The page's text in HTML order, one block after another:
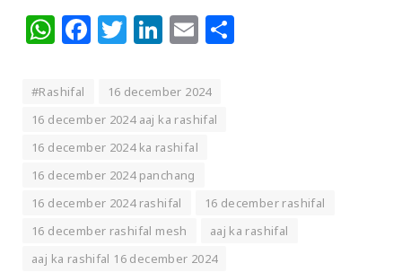
WhatsApp
Facebook
Twitter
LinkedIn
Email
#Rashifal
16 december 2024
16 december 2024 aaj ka rashifal
16 december 2024 ka rashifal
16 december 2024 panchang
16 december 2024 rashifal
16 december rashifal
16 december rashifal mesh
aaj ka rashifal
aaj ka rashifal 16 december 2024